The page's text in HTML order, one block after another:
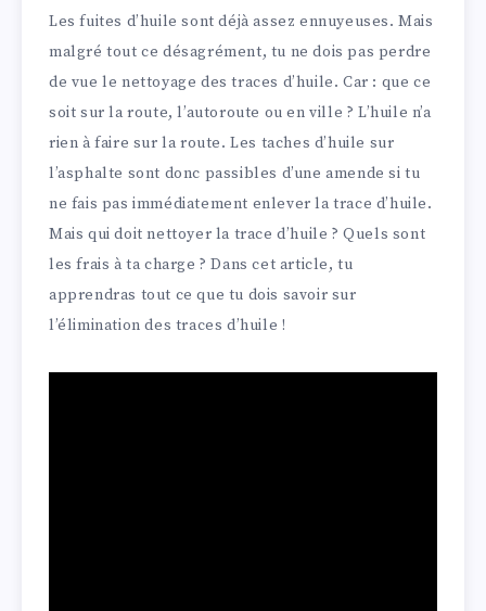
Les fuites d’huile sont déjà assez ennuyeuses. Mais
malgré tout ce désagrément, tu ne dois pas perdre
de vue le nettoyage des traces d’huile. Car : que ce
soit sur la route, l’autoroute ou en ville ? L’huile n’a
rien à faire sur la route. Les taches d’huile sur
l’asphalte sont donc passibles d’une amende si tu
ne fais pas immédiatement enlever la trace d’huile.
Mais qui doit nettoyer la trace d’huile ? Quels sont
les frais à ta charge ? Dans cet article, tu
apprendras tout ce que tu dois savoir sur
l’élimination des traces d’huile !